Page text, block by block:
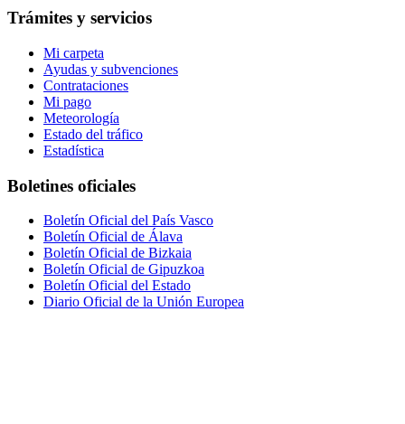
Trámites y servicios
Mi carpeta
Ayudas y subvenciones
Contrataciones
Mi pago
Meteorología
Estado del tráfico
Estadística
Boletines oficiales
Boletín Oficial del País Vasco
Boletín Oficial de Álava
Boletín Oficial de Bizkaia
Boletín Oficial de Gipuzkoa
Boletín Oficial del Estado
Diario Oficial de la Unión Europea